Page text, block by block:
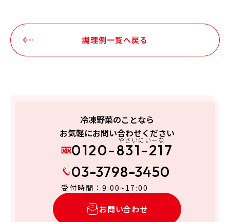
調理例一覧へ戻る
冷凍野菜のことなら
お気軽にお問い合わせください
0120-831-217
やさいにいーな
03-3798-3450
受付時間：9:00~17:00
お問い合わせ